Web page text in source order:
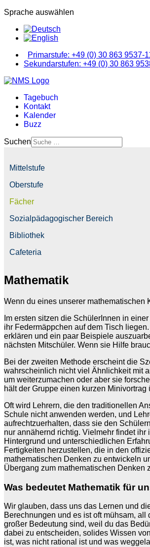
Sprache auswählen
Primarstufe: +49 (0) 30 863 9537-
Sekundarstufen: +49 (0) 30 863
Tagebuch
Kontakt
Kalender
Buzz
Suchen
Mittelstufe
Oberstufe
Fächer
Sozialpädagogischer Bereich
Bibliothek
Cafeteria
Mathematik
Wenn du eines unserer mathematischen
Im ersten sitzen die SchülerInnen in
ihr Federmäppchen auf dem Tisch
erklären und ein paar Beispiele
nächsten Mitschüler. Wenn sie Hilfe
Bei der zweiten Methode erscheint die
wahrscheinlich nicht viel Ähnlichkeit mit
um weiterzumachen oder aber sie
hält der Gruppe einen kurzen
Oft wird Lehrern, die den traditionellen
Schule nicht anwenden werden, und
aufrechtzuerhalten, dass sie den
nur annähernd richtig. Vielmehr findet
Hintergrund und unterschiedlichen
Fertigkeiten herzustellen, die in den
mathematischen Denken zu entwickeln
Übergang zum mathematischen Denken
Was bedeutet Mathematik für
Wir glauben, dass uns das Lernen und
Berechnungen und es ist oft mühsam,
großer Bedeutung sind, weil du das
dabei zu entscheiden, solides Wissen
ist, was nicht rational ist und was